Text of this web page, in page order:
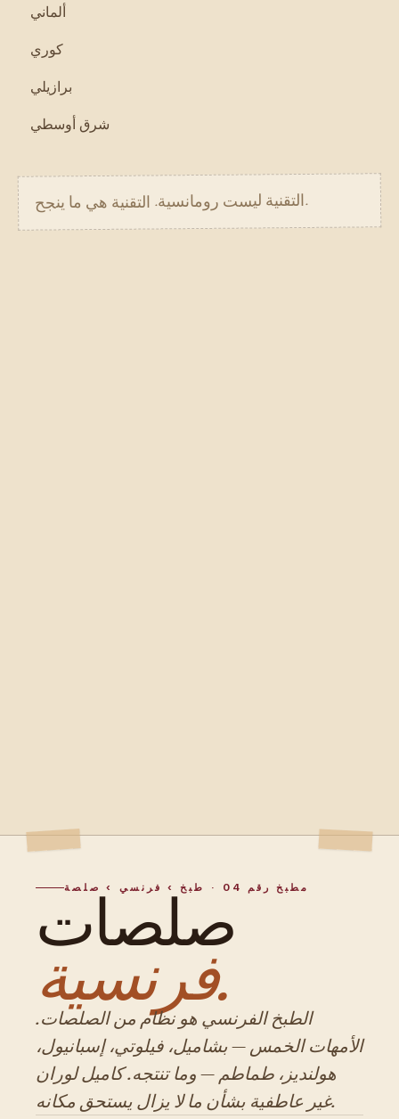
ألماني
كوري
برازيلي
شرق أوسطي
التقنية ليست رومانسية. التقنية هي ما ينجح.
مطبخ رقم 04 · طبخ › فرنسي › صلصة صلصات
فرنسية.
الطبخ الفرنسي هو نظام من الصلصات.
الأمهات الخمس — بشاميل، فيلوتي، إسبانيول،
هولنديز، طماطم — وما تنتجه. كاميل لوران
غير عاطفية بشأن ما لا يزال يستحق مكانه.